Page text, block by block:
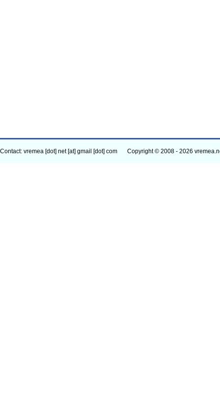
Contact: vremea [dot] net [at] gmail [dot] com Copyright © 2008 - 2026